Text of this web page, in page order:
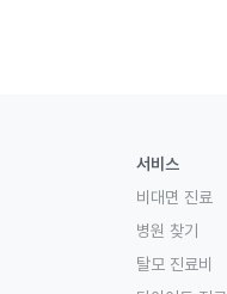
서비스
비대면 진료
병원 찾기
탈모 진료비